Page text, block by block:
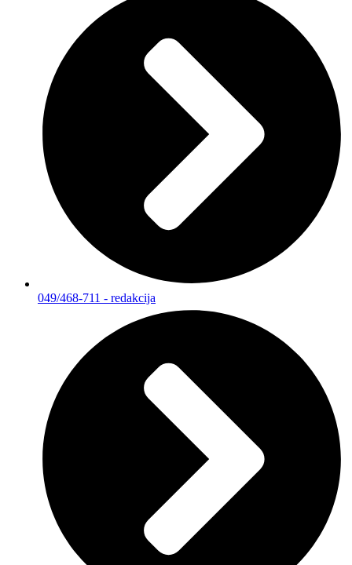
049/468-711 - redakcija